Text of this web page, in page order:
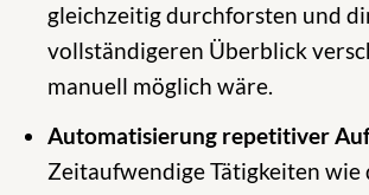
gleichzeitig durchforsten und
vollständigeren Überblick
manuell möglich wäre.
Automatisierung repetitiver
Zeitaufwendige Tätigkeiten wie